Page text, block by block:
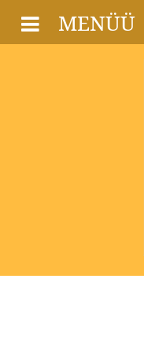
MENÜÜ